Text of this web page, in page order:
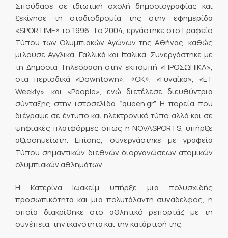
Σπούδασε σε ιδιωτική σχολή δημοσιογραφίας και
ξεκίνησε τη σταδιοδρομία της στην εφημερίδα
«SPORTIME» το 1996. Το 2004, εργάστηκε στο Γραφείο
Τύπου των Ολυμπιακών Αγώνων της Αθήνας, καθώς
μιλούσε Αγγλικά, Γαλλικά και Ιταλικά. Συνεργάστηκε με
τη Δημόσια Τηλεόραση στην εκπομπή «ΠΡΟΣΩΠΙΚΑ»,
στα περιοδικά «Downtown», «OK», «Γυναίκα», «ET
Weekly», και «People», ενώ διετέλεσε διευθύντρια
σύνταξης στην ιστοσελίδα “queen.gr”. Η πορεία που
διέγραψε σε έντυπο και ηλεκτρονικό τύπο αλλά και σε
ψηφιακές πλατφόρμες όπως η NOVASPORTS, υπήρξε
αξιοσημείωτη. Επίσης, συνεργάστηκε με γραφεία
Τύπου σημαντικών διεθνών διοργανώσεων ατομικών
ολυμπιακών αθλημάτων.
Η Κατερίνα Ιωακείμ υπήρξε μια πολυσχιδής
προσωπικότητα και μια πολυτάλαντη συνάδελφος, η
οποία διακρίθηκε στο αθλητικό ρεπορτάζ με τη
συνέπεια, την ικανότητα και την κατάρτισή της.